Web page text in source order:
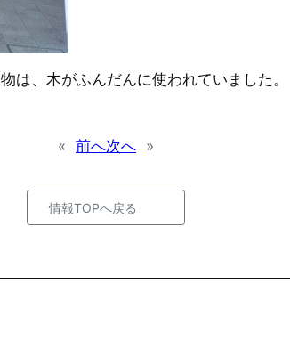
は、木がふんだんに使われていました。
« 前へ次へ »
情報TOPへ戻る